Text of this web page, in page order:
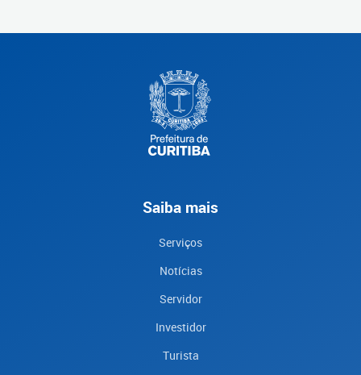
Saiba mais
Serviços
Notícias
Servidor
Investidor
Turista